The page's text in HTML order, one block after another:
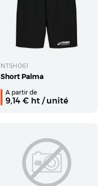
NTSH061
Short Palma
A partir de
9,14 € ht / unité